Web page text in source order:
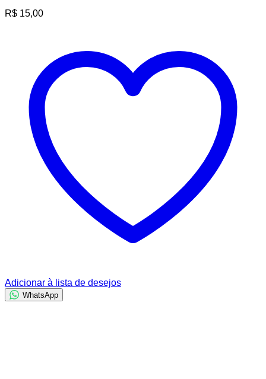
R$ 15,00
Adicionar à lista de desejos
WhatsApp